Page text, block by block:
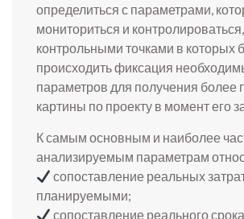
определиться с параметрами,
мониториться и
контрольными точками в которых
происходить фиксация
параметров для получения более
картины по проекту в момент его
К самым основным и наиболее
анализируемым параметрам
сопоставление реальных
планируемыми;
сопоставление реального